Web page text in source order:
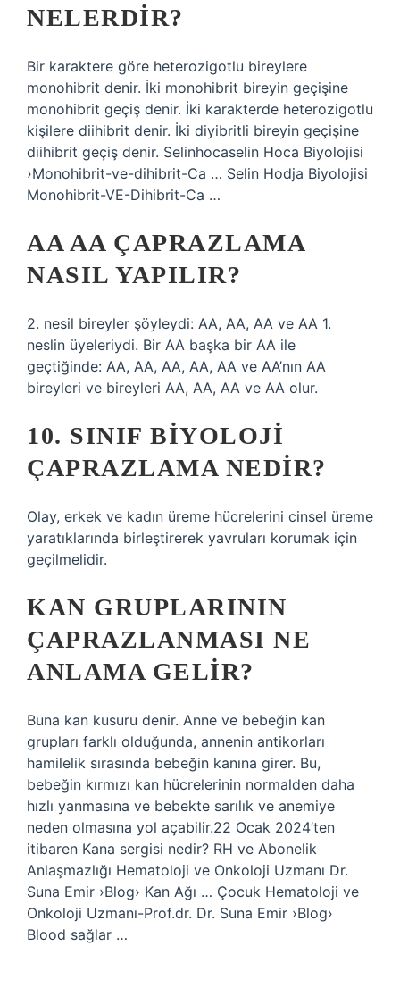
NELERDIR?
Bir karaktere göre heterozigotlu bireylere
monohibrit denir. İki monohibrit bireyin geçişine
monohibrit geçiş denir. İki karakterde heterozigotlu
kişilere diihibrit denir. İki diyibritli bireyin geçişine
diihibrit geçiş denir. Selinhocaselin Hoca Biyolojisi
›Monohibrit-ve-dihibrit-Ca … Selin Hodja Biyolojisi
Monohibrit-VE-Dihibrit-Ca …
AA AA ÇAPRAZLAMA
NASIL YAPILIR?
2. nesil bireyler şöyleydi: AA, AA, AA ve AA 1.
neslin üyeleriydi. Bir AA başka bir AA ile
geçtiğinde: AA, AA, AA, AA, AA ve AA’nın AA
bireyleri ve bireyleri AA, AA, AA ve AA olur.
10. SINIF BIYOLOJI
ÇAPRAZLAMA NEDIR?
Olay, erkek ve kadın üreme hücrelerini cinsel üreme
yaratıklarında birleştirerek yavruları korumak için
geçilmelidir.
KAN GRUPLARININ
ÇAPRAZLANMASI NE
ANLAMA GELIR?
Buna kan kusuru denir. Anne ve bebeğin kan
grupları farklı olduğunda, annenin antikorları
hamilelik sırasında bebeğin kanına girer. Bu,
bebeğin kırmızı kan hücrelerinin normalden daha
hızlı yanmasına ve bebekte sarılık ve anemiye
neden olmasına yol açabilir.22 Ocak 2024’ten
itibaren Kana sergisi nedir? RH ve Abonelik
Anlaşmazlığı Hematoloji ve Onkoloji Uzmanı Dr.
Suna Emir ›Blog› Kan Ağı … Çocuk Hematoloji ve
Onkoloji Uzmanı-Prof.dr. Dr. Suna Emir ›Blog›
Blood sağlar …